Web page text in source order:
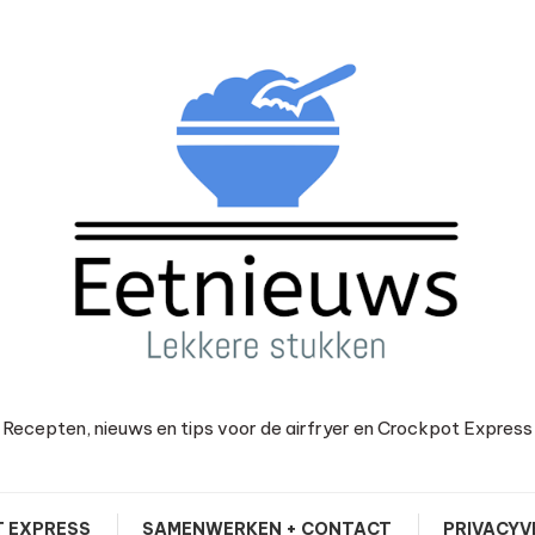
Recepten, nieuws en tips voor de airfryer en Crockpot Express
EXPRESS SAMENWERKEN + CONTACT